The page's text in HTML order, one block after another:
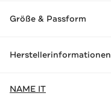
Größe & Passform
Herstellerinformationen
NAME IT